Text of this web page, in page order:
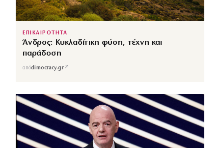
ΕΠΙΚΑΙΡΟΤΗΤΑ
Άνδρος: Κυκλαδίτικη φύση, τέχνη και
παράδοση
απόdimocracy.gr↗